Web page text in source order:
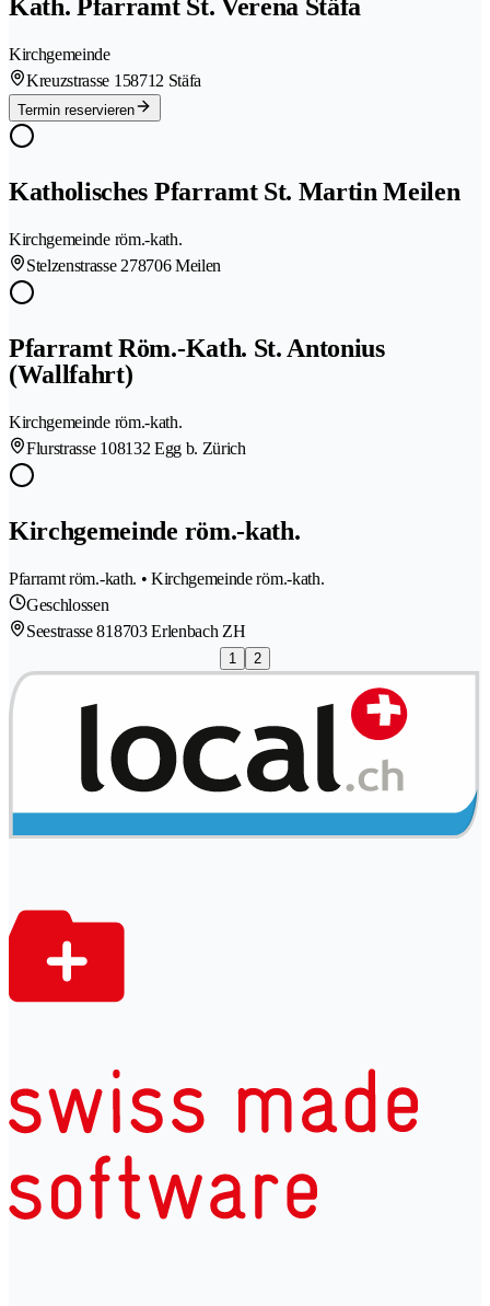
Kath. Pfarramt St. Verena Stäfa
Kirchgemeinde
Kreuzstrasse 158712 Stäfa
Termin reservieren
Katholisches Pfarramt St. Martin Meilen
Kirchgemeinde röm.-kath.
Stelzenstrasse 278706 Meilen
Pfarramt Röm.-Kath. St. Antonius
(Wallfahrt)
Kirchgemeinde röm.-kath.
Flurstrasse 108132 Egg b. Zürich
Kirchgemeinde röm.-kath.
Pfarramt röm.-kath. • Kirchgemeinde röm.-kath.
Geschlossen
Seestrasse 818703 Erlenbach ZH
1 2